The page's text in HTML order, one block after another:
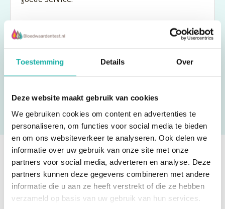
Toestemming Details Over
Deze website maakt gebruik van cookies
We gebruiken cookies om content en advertenties te
personaliseren, om functies voor social media te bieden
en om ons websiteverkeer te analyseren. Ook delen we
informatie over uw gebruik van onze site met onze
partners voor social media, adverteren en analyse. Deze
partners kunnen deze gegevens combineren met andere
informatie die u aan ze heeft verstrekt of die ze hebben
verzameld op basis van uw gebruik van hun services.
Vincent
Ben je eruit? Bestel direct!